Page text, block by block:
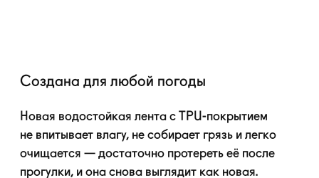
Создана для любой погоды
Новая водостойкая лента с TPU-покрытием
не впитывает влагу, не собирает грязь и легко
очищается — достаточно протереть её после
прогулки, и она снова выглядит как новая.